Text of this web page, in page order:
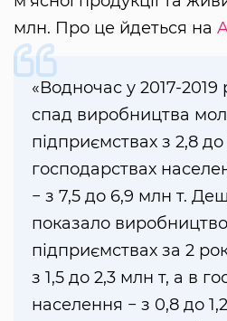
млн. Про це йдеться на
«Водночас у 2017-2019
спад виробництва
підприємствах з 2,8
господарствах
− з 7,5 до 6,9 млн т.
показало
підприємствах за 2
з 1,5 до 2,3 млн т, а в
населення − з 0,8 до